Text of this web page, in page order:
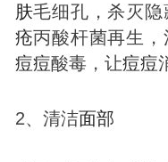
肤毛细孔，杀灭隐
疮丙酸杆菌再生，
痘痘酸毒，让痘痘
2、清洁面部